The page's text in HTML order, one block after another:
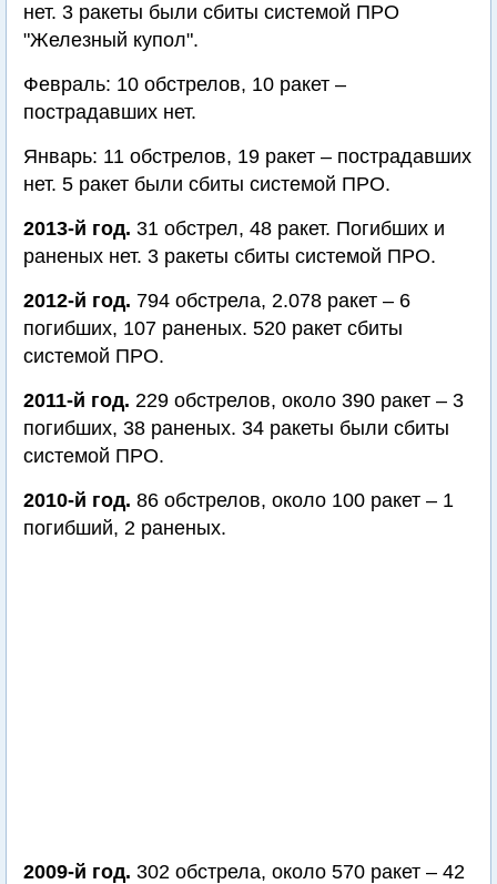
нет. 3 ракеты были сбиты системой ПРО
"Железный купол".
Февраль: 10 обстрелов, 10 ракет –
пострадавших нет.
Январь: 11 обстрелов, 19 ракет – пострадавших
нет. 5 ракет были сбиты системой ПРО.
2013-й год. 31 обстрел, 48 ракет. Погибших и
раненых нет. 3 ракеты сбиты системой ПРО.
2012-й год. 794 обстрела, 2.078 ракет – 6
погибших, 107 раненых. 520 ракет сбиты
системой ПРО.
2011-й год. 229 обстрелов, около 390 ракет – 3
погибших, 38 раненых. 34 ракеты были сбиты
системой ПРО.
2010-й год. 86 обстрелов, около 100 ракет – 1
погибший, 2 раненых.
2009-й год. 302 обстрела, около 570 ракет – 42